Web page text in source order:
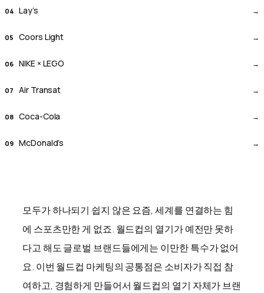
Lay’s
Coors Light
NIKE × LEGO
Air Transat
Coca-Cola
McDonald’s
모두가 하나되기 쉽지 않은 요즘, 세계를 연결하는 힘
에 스포츠만한 게 없죠. 월드컵의 열기가 예전만 못하
다고 해도 글로벌 브랜드들에게는 이만한 특수가 없어
요. 이번 월드컵 마케팅의 공통점은 소비자가 직접 참
여하고, 경험하게 만들어서 월드컵의 열기 자체가 브랜